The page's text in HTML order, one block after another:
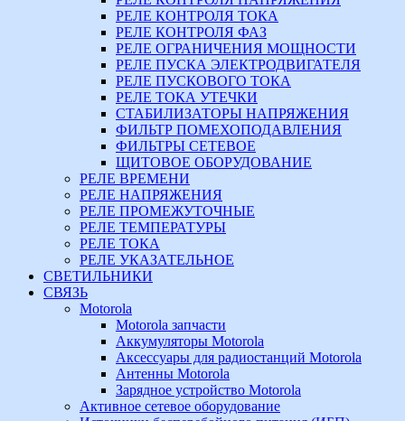
РЕЛЕ КОНТРОЛЯ ТОКА
РЕЛЕ КОНТРОЛЯ ФАЗ
РЕЛЕ ОГРАНИЧЕНИЯ МОЩНОСТИ
РЕЛЕ ПУСКА ЭЛЕКТРОДВИГАТЕЛЯ
РЕЛЕ ПУСКОВОГО ТОКА
РЕЛЕ ТОКА УТЕЧКИ
СТАБИЛИЗАТОРЫ НАПРЯЖЕНИЯ
ФИЛЬТР ПОМЕХОПОДАВЛЕНИЯ
ФИЛЬТРЫ СЕТЕВОЕ
ЩИТОВОЕ ОБОРУДОВАНИЕ
РЕЛЕ ВРЕМЕНИ
РЕЛЕ НАПРЯЖЕНИЯ
РЕЛЕ ПРОМЕЖУТОЧНЫЕ
РЕЛЕ ТЕМПЕРАТУРЫ
РЕЛЕ ТОКА
РЕЛЕ УКАЗАТЕЛЬНОЕ
СВЕТИЛЬНИКИ
СВЯЗЬ
Motorola
Motorola запчасти
Аккумуляторы Motorola
Аксессуары для радиостанций Motorola
Антенны Motorola
Зарядное устройство Motorola
Активное сетевое оборудование